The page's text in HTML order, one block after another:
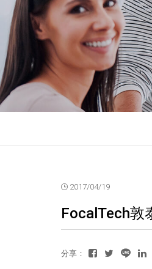
2017/04/19
FocalTech敦
分享：